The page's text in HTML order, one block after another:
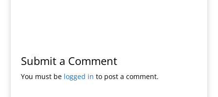
Submit a Comment
You must be logged in to post a comment.